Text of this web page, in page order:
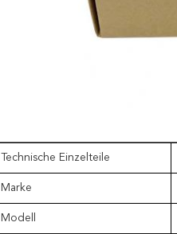
Technische Einzelteile
Marke
Modell